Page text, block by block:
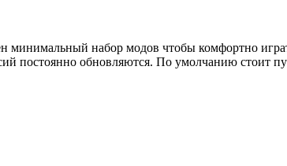
минимальный набор модов чтобы комфортно
постоянно обновляются. По умолчанию